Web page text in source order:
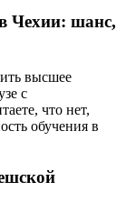
Чехии: шанс,
высшее
с
что нет,
обучения в